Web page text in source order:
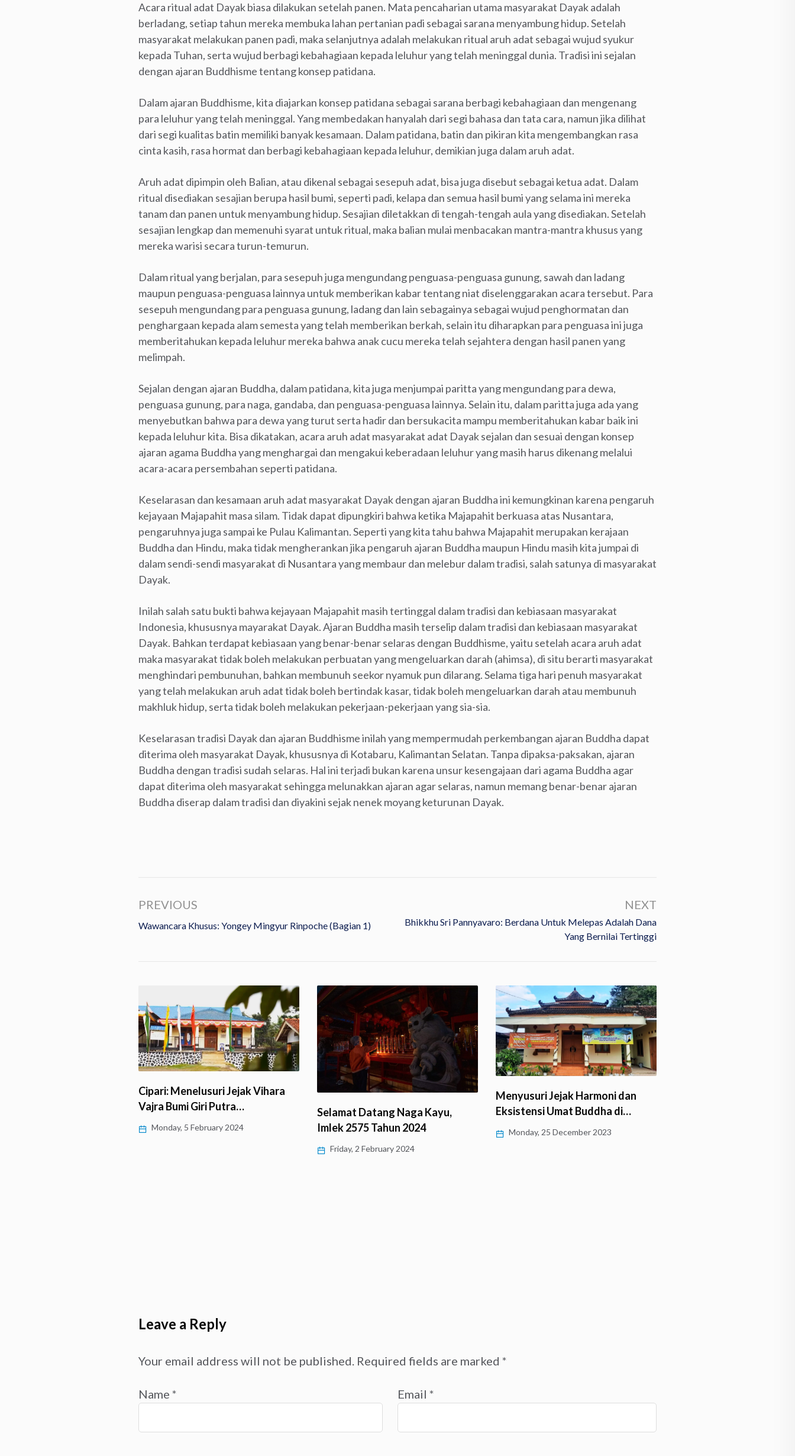
Acara ritual adat Dayak biasa dilakukan setelah panen. Mata pencaharian utama masyarakat Dayak adalah
berladang, setiap tahun mereka membuka lahan pertanian padi sebagai sarana menyambung hidup. Setelah
masyarakat melakukan panen padi, maka selanjutnya adalah melakukan ritual aruh adat sebagai wujud syukur
kepada Tuhan, serta wujud berbagi kebahagiaan kepada leluhur yang telah meninggal dunia. Tradisi ini sejalan
dengan ajaran Buddhisme tentang konsep patidana.
Dalam ajaran Buddhisme, kita diajarkan konsep patidana sebagai sarana berbagi kebahagiaan dan mengenang
para leluhur yang telah meninggal. Yang membedakan hanyalah dari segi bahasa dan tata cara, namun jika dilihat
dari segi kualitas batin memiliki banyak kesamaan. Dalam patidana, batin dan pikiran kita mengembangkan rasa
cinta kasih, rasa hormat dan berbagi kebahagiaan kepada leluhur, demikian juga dalam aruh adat.
Aruh adat dipimpin oleh Balian, atau dikenal sebagai sesepuh adat, bisa juga disebut sebagai ketua adat. Dalam
ritual disediakan sesajian berupa hasil bumi, seperti padi, kelapa dan semua hasil bumi yang selama ini mereka
tanam dan panen untuk menyambung hidup. Sesajian diletakkan di tengah-tengah aula yang disediakan. Setelah
sesajian lengkap dan memenuhi syarat untuk ritual, maka balian mulai menbacakan mantra-mantra khusus yang
mereka warisi secara turun-temurun.
Dalam ritual yang berjalan, para sesepuh juga mengundang penguasa-penguasa gunung, sawah dan ladang
maupun penguasa-penguasa lainnya untuk memberikan kabar tentang niat diselenggarakan acara tersebut. Para
sesepuh mengundang para penguasa gunung, ladang dan lain sebagainya sebagai wujud penghormatan dan
penghargaan kepada alam semesta yang telah memberikan berkah, selain itu diharapkan para penguasa ini juga
memberitahukan kepada leluhur mereka bahwa anak cucu mereka telah sejahtera dengan hasil panen yang
melimpah.
Sejalan dengan ajaran Buddha, dalam patidana, kita juga menjumpai paritta yang mengundang para dewa,
penguasa gunung, para naga, gandaba, dan penguasa-penguasa lainnya. Selain itu, dalam paritta juga ada yang
menyebutkan bahwa para dewa yang turut serta hadir dan bersukacita mampu memberitahukan kabar baik ini
kepada leluhur kita. Bisa dikatakan, acara aruh adat masyarakat adat Dayak sejalan dan sesuai dengan konsep
ajaran agama Buddha yang menghargai dan mengakui keberadaan leluhur yang masih harus dikenang melalui
acara-acara persembahan seperti patidana.
Keselarasan dan kesamaan aruh adat masyarakat Dayak dengan ajaran Buddha ini kemungkinan karena pengaruh
kejayaan Majapahit masa silam. Tidak dapat dipungkiri bahwa ketika Majapahit berkuasa atas Nusantara,
pengaruhnya juga sampai ke Pulau Kalimantan. Seperti yang kita tahu bahwa Majapahit merupakan kerajaan
Buddha dan Hindu, maka tidak mengherankan jika pengaruh ajaran Buddha maupun Hindu masih kita jumpai di
dalam sendi-sendi masyarakat di Nusantara yang membaur dan melebur dalam tradisi, salah satunya di masyarakat
Dayak.
Inilah salah satu bukti bahwa kejayaan Majapahit masih tertinggal dalam tradisi dan kebiasaan masyarakat
Indonesia, khususnya mayarakat Dayak. Ajaran Buddha masih terselip dalam tradisi dan kebiasaan masyarakat
Dayak. Bahkan terdapat kebiasaan yang benar-benar selaras dengan Buddhisme, yaitu setelah acara aruh adat
maka masyarakat tidak boleh melakukan perbuatan yang mengeluarkan darah (ahimsa), di situ berarti masyarakat
menghindari pembunuhan, bahkan membunuh seekor nyamuk pun dilarang. Selama tiga hari penuh masyarakat
yang telah melakukan aruh adat tidak boleh bertindak kasar, tidak boleh mengeluarkan darah atau membunuh
makhluk hidup, serta tidak boleh melakukan pekerjaan-pekerjaan yang sia-sia.
Keselarasan tradisi Dayak dan ajaran Buddhisme inilah yang mempermudah perkembangan ajaran Buddha dapat
diterima oleh masyarakat Dayak, khususnya di Kotabaru, Kalimantan Selatan. Tanpa dipaksa-paksakan, ajaran
Buddha dengan tradisi sudah selaras. Hal ini terjadi bukan karena unsur kesengajaan dari agama Buddha agar
dapat diterima oleh masyarakat sehingga melunakkan ajaran agar selaras, namun memang benar-benar ajaran
Buddha diserap dalam tradisi dan diyakini sejak nenek moyang keturunan Dayak.
PREVIOUS
Wawancara Khusus: Yongey Mingyur Rinpoche (Bagian 1)
NEXT
Bhikkhu Sri Pannyavaro: Berdana Untuk Melepas Adalah Dana
Yang Bernilai Tertinggi
Cipari: Menelusuri Jejak Vihara
Vajra Bumi Giri Putra…
Monday, 5 February 2024
Selamat Datang Naga Kayu,
Imlek 2575 Tahun 2024
Friday, 2 February 2024
Menyusuri Jejak Harmoni dan
Eksistensi Umat Buddha di…
Monday, 25 December 2023
Leave a Reply
Your email address will not be published. Required fields are marked *
Name * Email *